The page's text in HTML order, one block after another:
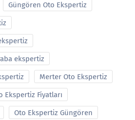
Güngören Oto Ekspertiz
ekspertiz
Merter Oto Ekspertiz
Ekspertiz Fiyatları
Oto Ekspertiz Güngören